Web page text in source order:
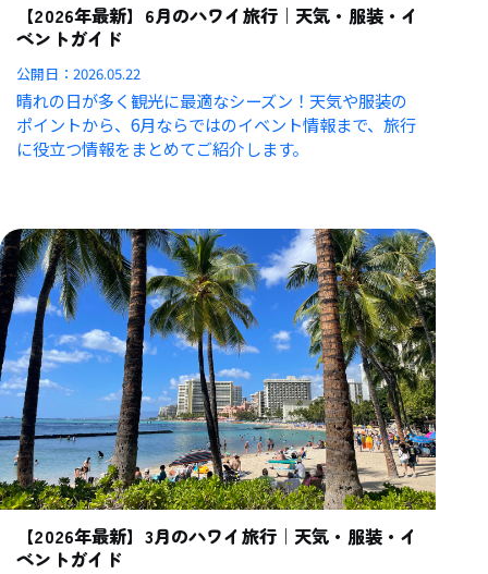
【2026年最新】6月のハワイ旅行｜天気・服装・イ
ベントガイド
公開日：2026.05.22
晴れの日が多く観光に最適なシーズン！天気や服装の
ポイントから、6月ならではのイベント情報まで、旅行
に役立つ情報をまとめてご紹介します。
【2026年最新】3月のハワイ旅行｜天気・服装・イ
ベントガイド